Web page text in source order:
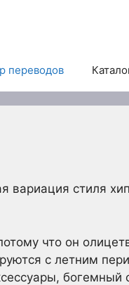
переводов
вариация стиля
что он
с летним
богемный